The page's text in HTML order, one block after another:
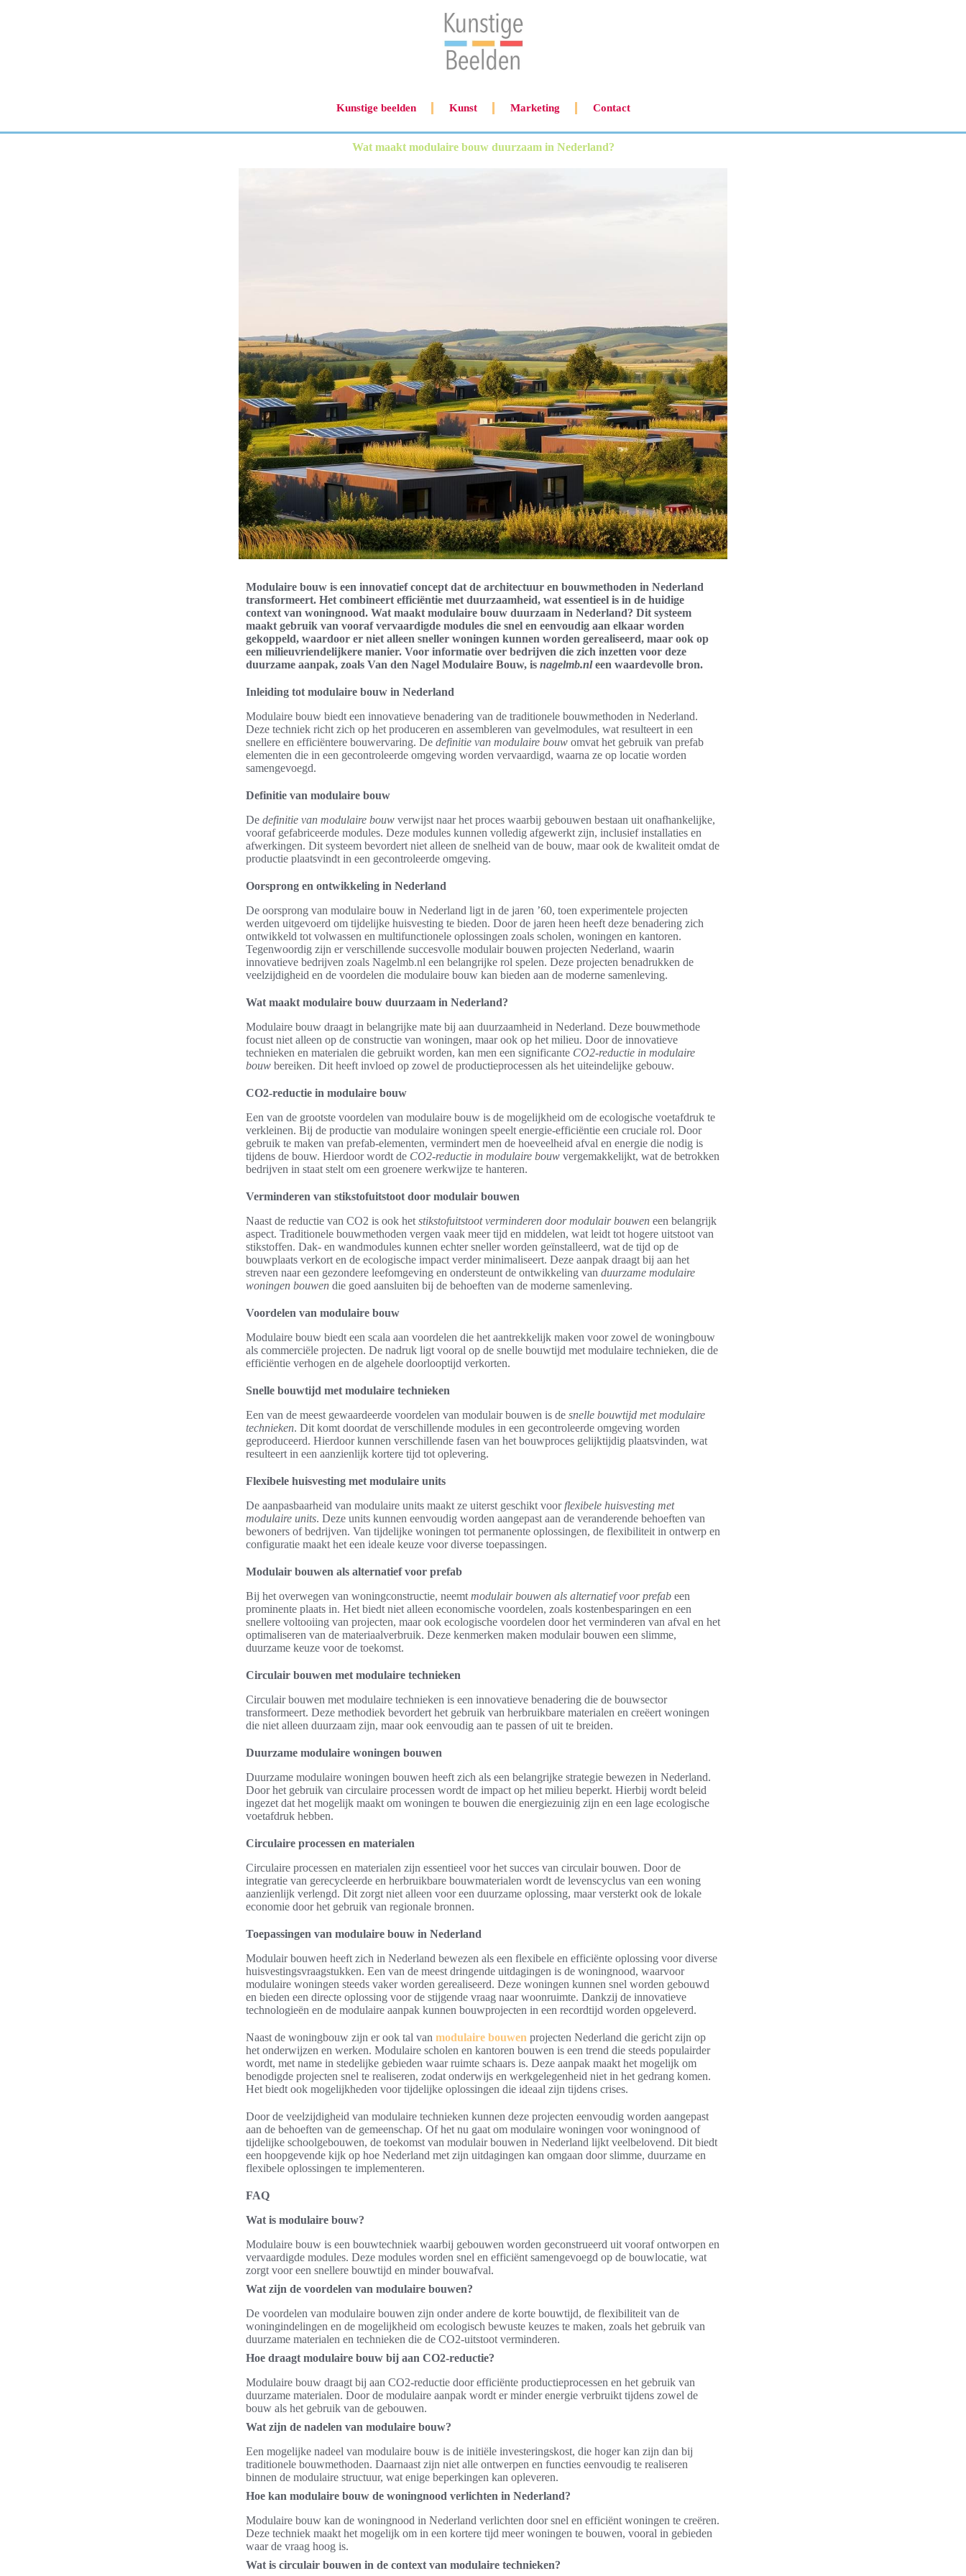
Kunstige beelden Kunst Marketing Contact
Wat maakt modulaire bouw duurzaam in Nederland?
Modulaire bouw is een innovatief concept dat de architectuur en bouwmethoden in Nederland
transformeert. Het combineert efficiëntie met duurzaamheid, wat essentieel is in de huidige
context van woningnood. Wat maakt modulaire bouw duurzaam in Nederland? Dit systeem
maakt gebruik van vooraf vervaardigde modules die snel en eenvoudig aan elkaar worden
gekoppeld, waardoor er niet alleen sneller woningen kunnen worden gerealiseerd, maar ook op
een milieuvriendelijkere manier. Voor informatie over bedrijven die zich inzetten voor deze
duurzame aanpak, zoals Van den Nagel Modulaire Bouw, is nagelmb.nleen waardevolle bron.
Inleiding tot modulaire bouw in Nederland
Modulaire bouw biedt een innovatieve benadering van de traditionele bouwmethoden in Nederland.
Deze techniek richt zich op het produceren en assembleren van gevelmodules, wat resulteert in een
snellere en efficiëntere bouwervaring. De definitie van modulaire bouw omvat het gebruik van prefab
elementen die in een gecontroleerde omgeving worden vervaardigd, waarna ze op locatie worden
samengevoegd.
Definitie van modulaire bouw
De definitie van modulaire bouw verwijst naar het proces waarbij gebouwen bestaan uit onafhankelijke,
vooraf gefabriceerde modules. Deze modules kunnen volledig afgewerkt zijn, inclusief installaties en
afwerkingen. Dit systeem bevordert niet alleen de snelheid van de bouw, maar ook de kwaliteit omdat de
productie plaatsvindt in een gecontroleerde omgeving.
Oorsprong en ontwikkeling in Nederland
De oorsprong van modulaire bouw in Nederland ligt in de jaren ’60, toen experimentele projecten
werden uitgevoerd om tijdelijke huisvesting te bieden. Door de jaren heen heeft deze benadering zich
ontwikkeld tot volwassen en multifunctionele oplossingen zoals scholen, woningen en kantoren.
Tegenwoordig zijn er verschillende succesvolle modulair bouwen projecten Nederland, waarin
innovatieve bedrijven zoals Nagelmb.nl een belangrijke rol spelen. Deze projecten benadrukken de
veelzijdigheid en de voordelen die modulaire bouw kan bieden aan de moderne samenleving.
Wat maakt modulaire bouw duurzaam in Nederland?
Modulaire bouw draagt in belangrijke mate bij aan duurzaamheid in Nederland. Deze bouwmethode
focust niet alleen op de constructie van woningen, maar ook op het milieu. Door de innovatieve
technieken en materialen die gebruikt worden, kan men een significante CO2-reductie in modulaire
bouw bereiken. Dit heeft invloed op zowel de productieprocessen als het uiteindelijke gebouw.
CO2-reductie in modulaire bouw
Een van de grootste voordelen van modulaire bouw is de mogelijkheid om de ecologische voetafdruk te
verkleinen. Bij de productie van modulaire woningen speelt energie-efficiëntie een cruciale rol. Door
gebruik te maken van prefab-elementen, vermindert men de hoeveelheid afval en energie die nodig is
tijdens de bouw. Hierdoor wordt de CO2-reductie in modulaire bouw vergemakkelijkt, wat de betrokken
bedrijven in staat stelt om een groenere werkwijze te hanteren.
Verminderen van stikstofuitstoot door modulair bouwen
Naast de reductie van CO2 is ook het stikstofuitstoot verminderen door modulair bouwen een belangrijk
aspect. Traditionele bouwmethoden vergen vaak meer tijd en middelen, wat leidt tot hogere uitstoot van
stikstoffen. Dak- en wandmodules kunnen echter sneller worden geïnstalleerd, wat de tijd op de
bouwplaats verkort en de ecologische impact verder minimaliseert. Deze aanpak draagt bij aan het
streven naar een gezondere leefomgeving en ondersteunt de ontwikkeling van duurzame modulaire
woningen bouwen die goed aansluiten bij de behoeften van de moderne samenleving.
Voordelen van modulaire bouw
Modulaire bouw biedt een scala aan voordelen die het aantrekkelijk maken voor zowel de woningbouw
als commerciële projecten. De nadruk ligt vooral op de snelle bouwtijd met modulaire technieken, die de
efficiëntie verhogen en de algehele doorlooptijd verkorten.
Snelle bouwtijd met modulaire technieken
Een van de meest gewaardeerde voordelen van modulair bouwen is de snelle bouwtijd met modulaire
technieken. Dit komt doordat de verschillende modules in een gecontroleerde omgeving worden
geproduceerd. Hierdoor kunnen verschillende fasen van het bouwproces gelijktijdig plaatsvinden, wat
resulteert in een aanzienlijk kortere tijd tot oplevering.
Flexibele huisvesting met modulaire units
De aanpasbaarheid van modulaire units maakt ze uiterst geschikt voor flexibele huisvesting met
modulaire units. Deze units kunnen eenvoudig worden aangepast aan de veranderende behoeften van
bewoners of bedrijven. Van tijdelijke woningen tot permanente oplossingen, de flexibiliteit in ontwerp en
configuratie maakt het een ideale keuze voor diverse toepassingen.
Modulair bouwen als alternatief voor prefab
Bij het overwegen van woningconstructie, neemt modulair bouwen als alternatief voor prefab een
prominente plaats in. Het biedt niet alleen economische voordelen, zoals kostenbesparingen en een
snellere voltooiing van projecten, maar ook ecologische voordelen door het verminderen van afval en het
optimaliseren van de materiaalverbruik. Deze kenmerken maken modulair bouwen een slimme,
duurzame keuze voor de toekomst.
Circulair bouwen met modulaire technieken
Circulair bouwen met modulaire technieken is een innovatieve benadering die de bouwsector
transformeert. Deze methodiek bevordert het gebruik van herbruikbare materialen en creëert woningen
die niet alleen duurzaam zijn, maar ook eenvoudig aan te passen of uit te breiden.
Duurzame modulaire woningen bouwen
Duurzame modulaire woningen bouwen heeft zich als een belangrijke strategie bewezen in Nederland.
Door het gebruik van circulaire processen wordt de impact op het milieu beperkt. Hierbij wordt beleid
ingezet dat het mogelijk maakt om woningen te bouwen die energiezuinig zijn en een lage ecologische
voetafdruk hebben.
Circulaire processen en materialen
Circulaire processen en materialen zijn essentieel voor het succes van circulair bouwen. Door de
integratie van gerecycleerde en herbruikbare bouwmaterialen wordt de levenscyclus van een woning
aanzienlijk verlengd. Dit zorgt niet alleen voor een duurzame oplossing, maar versterkt ook de lokale
economie door het gebruik van regionale bronnen.
Toepassingen van modulaire bouw in Nederland
Modulair bouwen heeft zich in Nederland bewezen als een flexibele en efficiënte oplossing voor diverse
huisvestingsvraagstukken. Een van de meest dringende uitdagingen is de woningnood, waarvoor
modulaire woningen steeds vaker worden gerealiseerd. Deze woningen kunnen snel worden gebouwd
en bieden een directe oplossing voor de stijgende vraag naar woonruimte. Dankzij de innovatieve
technologieën en de modulaire aanpak kunnen bouwprojecten in een recordtijd worden opgeleverd.
Naast de woningbouw zijn er ook tal van modulaire bouwen projecten Nederland die gericht zijn op
het onderwijzen en werken. Modulaire scholen en kantoren bouwen is een trend die steeds populairder
wordt, met name in stedelijke gebieden waar ruimte schaars is. Deze aanpak maakt het mogelijk om
benodigde projecten snel te realiseren, zodat onderwijs en werkgelegenheid niet in het gedrang komen.
Het biedt ook mogelijkheden voor tijdelijke oplossingen die ideaal zijn tijdens crises.
Door de veelzijdigheid van modulaire technieken kunnen deze projecten eenvoudig worden aangepast
aan de behoeften van de gemeenschap. Of het nu gaat om modulaire woningen voor woningnood of
tijdelijke schoolgebouwen, de toekomst van modulair bouwen in Nederland lijkt veelbelovend. Dit biedt
een hoopgevende kijk op hoe Nederland met zijn uitdagingen kan omgaan door slimme, duurzame en
flexibele oplossingen te implementeren.
FAQ
Wat is modulaire bouw?
Modulaire bouw is een bouwtechniek waarbij gebouwen worden geconstrueerd uit vooraf ontworpen en
vervaardigde modules. Deze modules worden snel en efficiënt samengevoegd op de bouwlocatie, wat
zorgt voor een snellere bouwtijd en minder bouwafval.
Wat zijn de voordelen van modulaire bouwen?
De voordelen van modulaire bouwen zijn onder andere de korte bouwtijd, de flexibiliteit van de
woningindelingen en de mogelijkheid om ecologisch bewuste keuzes te maken, zoals het gebruik van
duurzame materialen en technieken die de CO2-uitstoot verminderen.
Hoe draagt modulaire bouw bij aan CO2-reductie?
Modulaire bouw draagt bij aan CO2-reductie door efficiënte productieprocessen en het gebruik van
duurzame materialen. Door de modulaire aanpak wordt er minder energie verbruikt tijdens zowel de
bouw als het gebruik van de gebouwen.
Wat zijn de nadelen van modulaire bouw?
Een mogelijke nadeel van modulaire bouw is de initiële investeringskost, die hoger kan zijn dan bij
traditionele bouwmethoden. Daarnaast zijn niet alle ontwerpen en functies eenvoudig te realiseren
binnen de modulaire structuur, wat enige beperkingen kan opleveren.
Hoe kan modulaire bouw de woningnood verlichten in Nederland?
Modulaire bouw kan de woningnood in Nederland verlichten door snel en efficiënt woningen te creëren.
Deze techniek maakt het mogelijk om in een kortere tijd meer woningen te bouwen, vooral in gebieden
waar de vraag hoog is.
Wat is circulair bouwen in de context van modulaire technieken?